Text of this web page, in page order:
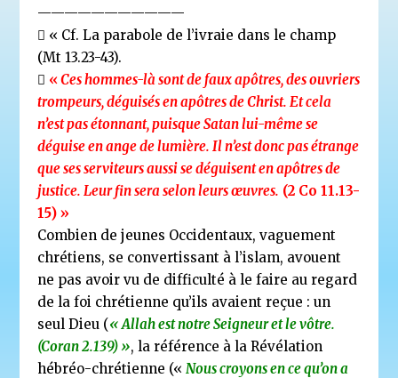
———————————
 « Cf. La parabole de l’ivraie dans le champ
(Mt 13.23-43).
 «Ces hommes-là sont de faux apôtres, des ouvriers
trompeurs, déguisés en apôtres de Christ. Et cela
n’est pas étonnant, puisque Satan lui-même se
déguise en ange de lumière. Il n’est donc pas étrange
que ses serviteurs aussi se déguisent en apôtres de
justice. Leur fin sera selon leurs œuvres. (2 Co 11.13-
15) »
Combien de jeunes Occidentaux, vaguement
chrétiens, se convertissant à l’islam, avouent
ne pas avoir vu de difficulté à le faire au regard
de la foi chrétienne qu’ils avaient reçue : un
seul Dieu (« Allah est notre Seigneur et le vôtre.
(Coran 2.139) », la référence à la Révélation
hébréo-chrétienne (« Nous croyons en ce qu’on a